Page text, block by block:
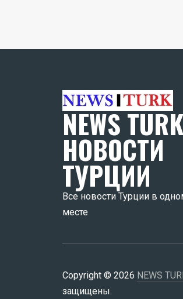
NEWS
НОВОСТИ
ТУРЦИИ
Все новости Турции в
месте
Copyright © 2026 NEWS
защищены.